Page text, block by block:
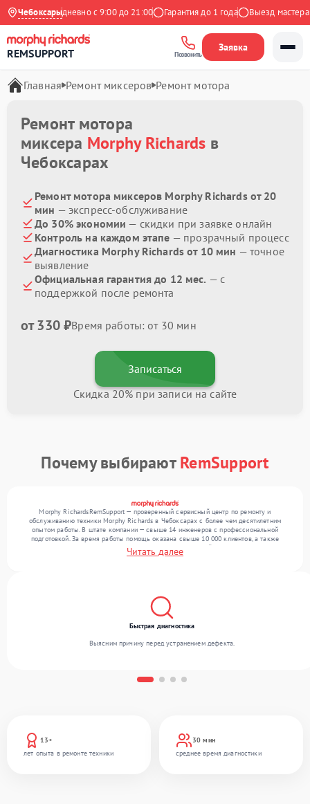
Чебоксары
Ежедневно с 9:00 до 21:00 Гарантия до 1 года Выезд мастера
REMSUPPORT Позвонить
Заявка
Главная Ремонт миксеров Ремонт мотора
Ремонт мотора
миксера Morphy Richards в
Чебоксарах
Ремонт мотора миксеров Morphy Richards от 20
мин — экспресс-обслуживание
До 30% экономии — скидки при заявке онлайн
Контроль на каждом этапе — прозрачный процесс
Диагностика Morphy Richards от 10 мин — точное
выявление
Официальная гарантия до 12 мес. — с
поддержкой после ремонта
от 330 ₽Время работы: от 30 мин
Записаться
Скидка 20% при записи на сайте
Почему выбираютRemSupport
Morphy RichardsRemSupport — проверенный сервисный центр по ремонту и
обслуживанию техники Morphy Richards в Чебоксарах с более чем десятилетним
опытом работы. В штате компании — свыше 14 инженеров с профессиональной
подготовкой. За время работы помощь оказана свыше 10 000 клиентов, а также
выполнено более 12 000 ремонтов. Ежемесячно в сервисный центр поступает свыше
300 единиц техники, включая , , . Мы выполняем ремонт различного уровня сложности
Читать далее
13+
лет опыта в ремонте техники
30 мин
среднее время диагностики
Быстрая диагностика
Выясним причину перед устранением дефекта.